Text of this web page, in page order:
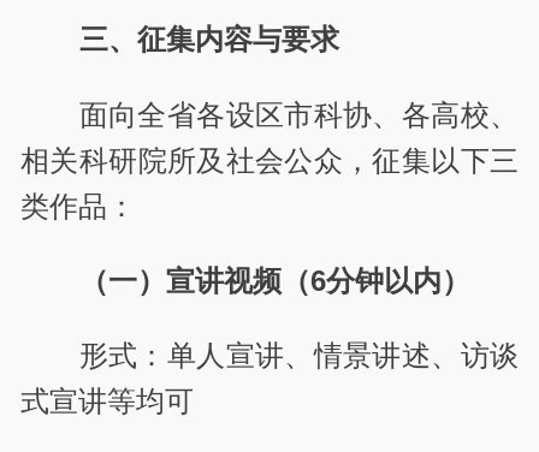
三、征集内容与要求
面向全省各设区市科协、各高校、
相关科研院所及社会公众，征集以下三
类作品：
（一）宣讲视频（6分钟以内）
形式：单人宣讲、情景讲述、访谈
式宣讲等均可